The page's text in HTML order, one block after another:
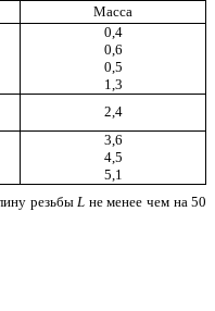
Масса
0,4
0,6
0,5
1,3
2,4
3,6
4,5
5,1
резьбыL не менее чем на 50